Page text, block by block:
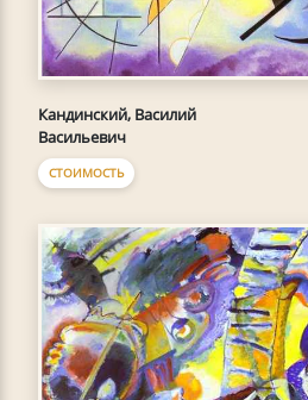
Кандинский, Василий
Васильевич
СТОИМОСТЬ